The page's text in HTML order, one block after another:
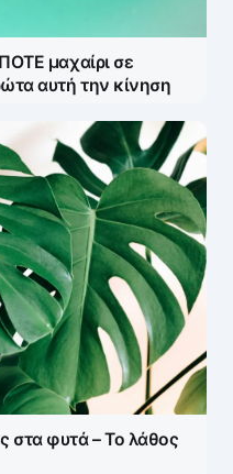
μαχαίρι σε
αυτή την κίνηση
στα φυτά – Το λάθος